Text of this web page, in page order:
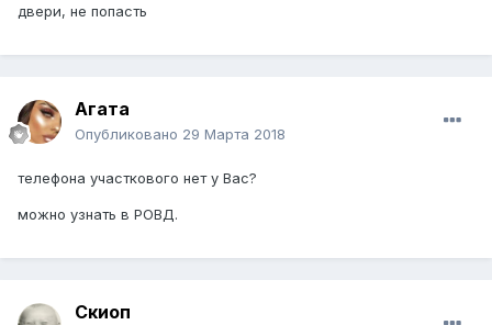
двери, не попасть
Агата
Опубликовано 29 Марта 2018
телефона участкового нет у Вас?
можно узнать в РОВД.
Скиоп